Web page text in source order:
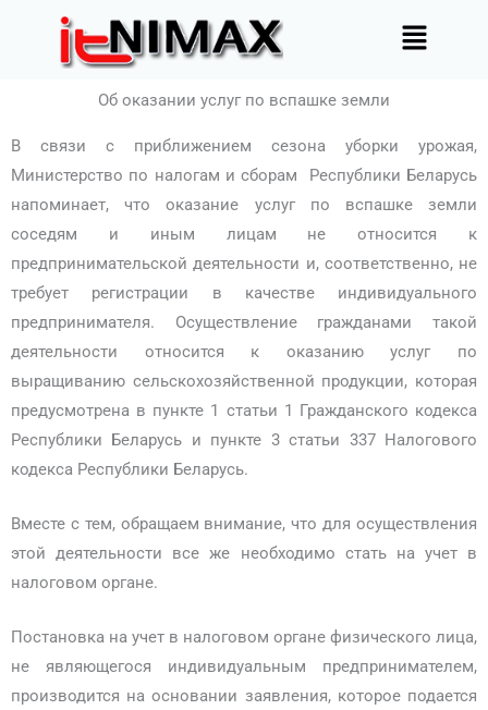
Перейти
содержимому
Меню
Об оказании услуг по вспашке земли
В связи с приближением сезона уборки урожая,
Министерство по налогам и сборам Республики Беларусь
напоминает, что оказание услуг по вспашке земли
соседям и иным лицам не относится к
предпринимательской деятельности и, соответственно, не
требует регистрации в качестве индивидуального
предпринимателя. Осуществление гражданами такой
деятельности относится к оказанию услуг по
выращиванию сельскохозяйственной продукции, которая
предусмотрена в пункте 1 статьи 1 Гражданского кодекса
Республики Беларусь и пункте 3 статьи 337 Налогового
кодекса Республики Беларусь.
Вместе с тем, обращаем внимание, что для осуществления
этой деятельности все же необходимо стать на учет в
налоговом органе.
Постановка на учет в налоговом органе физического лица,
не являющегося индивидуальным предпринимателем,
производится на основании заявления, которое подается